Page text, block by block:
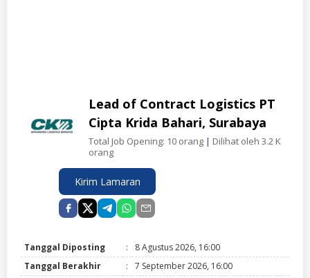
Lead of Contract Logistics PT
Cipta Krida Bahari, Surabaya
Total Job Opening: 10 orang | Dilihat oleh 3.2 K
orang
Kirim Lamaran
Tanggal Diposting :
8 Agustus 2026, 16:00
Tanggal Berakhir
:
7 September 2026, 16:00